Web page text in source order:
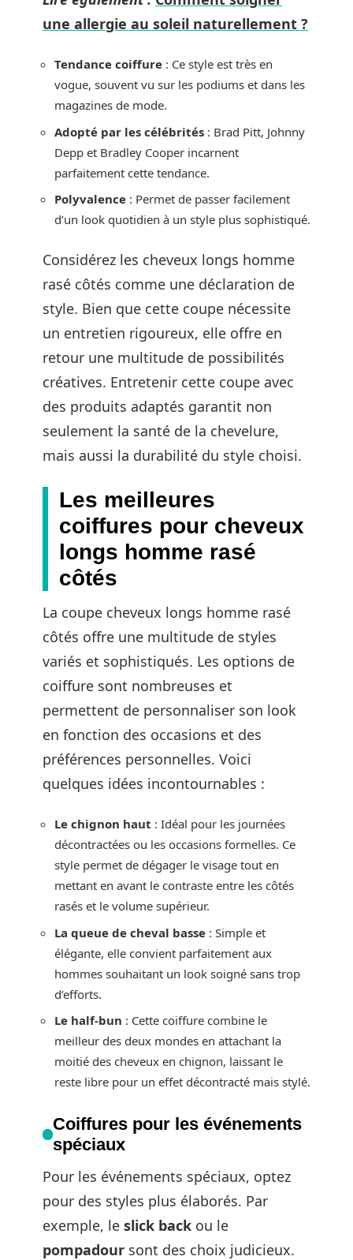
une allergie au soleil naturellement ?
Tendance coiffure : Ce style est très en
vogue, souvent vu sur les podiums et dans les
magazines de mode.
Adopté par les célébrités : Brad Pitt, Johnny
Depp et Bradley Cooper incarnent
parfaitement cette tendance.
Polyvalence : Permet de passer facilement
d’un look quotidien à un style plus sophistiqué.
Considérez les cheveux longs homme
rasé côtés comme une déclaration de
style. Bien que cette coupe nécessite
un entretien rigoureux, elle offre en
retour une multitude de possibilités
créatives. Entretenir cette coupe avec
des produits adaptés garantit non
seulement la santé de la chevelure,
mais aussi la durabilité du style choisi.
Les meilleures
coiffures pour cheveux
longs homme rasé
côtés
La coupe cheveux longs homme rasé
côtés offre une multitude de styles
variés et sophistiqués. Les options de
coiffure sont nombreuses et
permettent de personnaliser son look
en fonction des occasions et des
préférences personnelles. Voici
quelques idées incontournables :
Le chignon haut : Idéal pour les journées
décontractées ou les occasions formelles. Ce
style permet de dégager le visage tout en
mettant en avant le contraste entre les côtés
rasés et le volume supérieur.
La queue de cheval basse : Simple et
élégante, elle convient parfaitement aux
hommes souhaitant un look soigné sans trop
d’efforts.
Le half-bun : Cette coiffure combine le
meilleur des deux mondes en attachant la
moitié des cheveux en chignon, laissant le
reste libre pour un effet décontracté mais stylé.
Coiffures pour les événements
spéciaux
Pour les événements spéciaux, optez
pour des styles plus élaborés. Par
exemple, le slick back ou le
pompadour sont des choix judicieux.